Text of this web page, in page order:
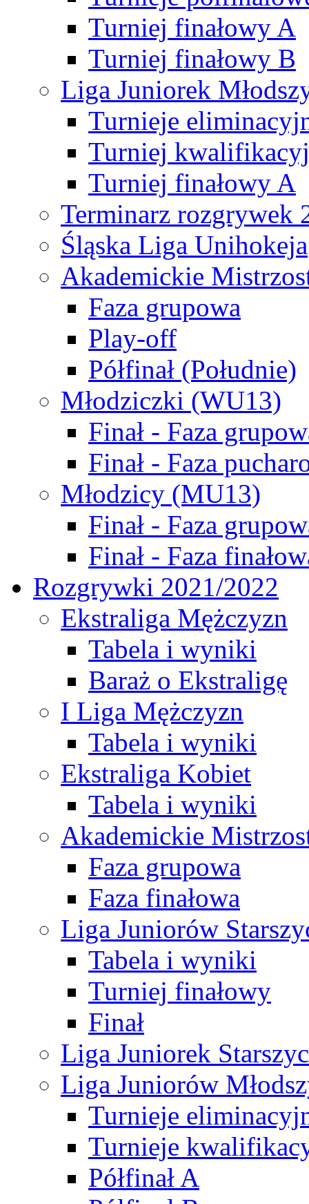
Turniej finałowy A
Turniej finałowy B
Liga Juniorek
Turnieje
Turniej
Turniej finałowy A
Terminarz rozgrywek
Śląska Liga Unihokeja
Akademickie
Faza grupowa
Play-off
Półfinał (Południe)
Młodziczki (WU13)
Finał - Faza
Finał - Faza
Młodzicy (MU13)
Finał - Faza
Finał - Faza
Rozgrywki 2021/2022
Ekstraliga Mężczyzn
Tabela i wyniki
Baraż o Ekstraligę
I Liga Mężczyzn
Tabela i wyniki
Ekstraliga Kobiet
Tabela i wyniki
Akademickie
Faza grupowa
Faza finałowa
Liga Juniorów
Tabela i wyniki
Turniej finałowy
Finał
Liga Juniorek
Liga Juniorów
Turnieje
Turnieje
Półfinał A